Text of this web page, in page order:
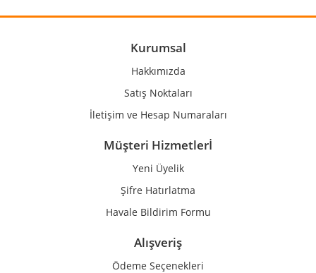
Ürün açıklamasında eksik bilgiler bulunuyor.
Ürün bilgilerinde hatalar bulunuyor.
Gönder
Kurumsal
Hakkımızda
Satış Noktaları
İletişim ve Hesap Numaraları
Müşteri Hizmetlerİ
Yeni Üyelik
Şifre Hatırlatma
Havale Bildirim Formu
Alışveriş
Ödeme Seçenekleri